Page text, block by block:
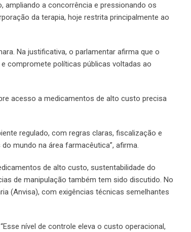
ampliando a concorrência e pressionando os
da terapia, hoje restrita principalmente ao
Na justificativa, o parlamentar afirma que o
compromete políticas públicas voltadas ao
acesso a medicamentos de alto custo precisa
regulado, com regras claras, fiscalização e
mundo na área farmacêutica”, afirma.
de alto custo, sustentabilidade do
de manipulação também tem sido discutido. No
(Anvisa), com exigências técnicas semelhantes
nível de controle eleva o custo operacional,